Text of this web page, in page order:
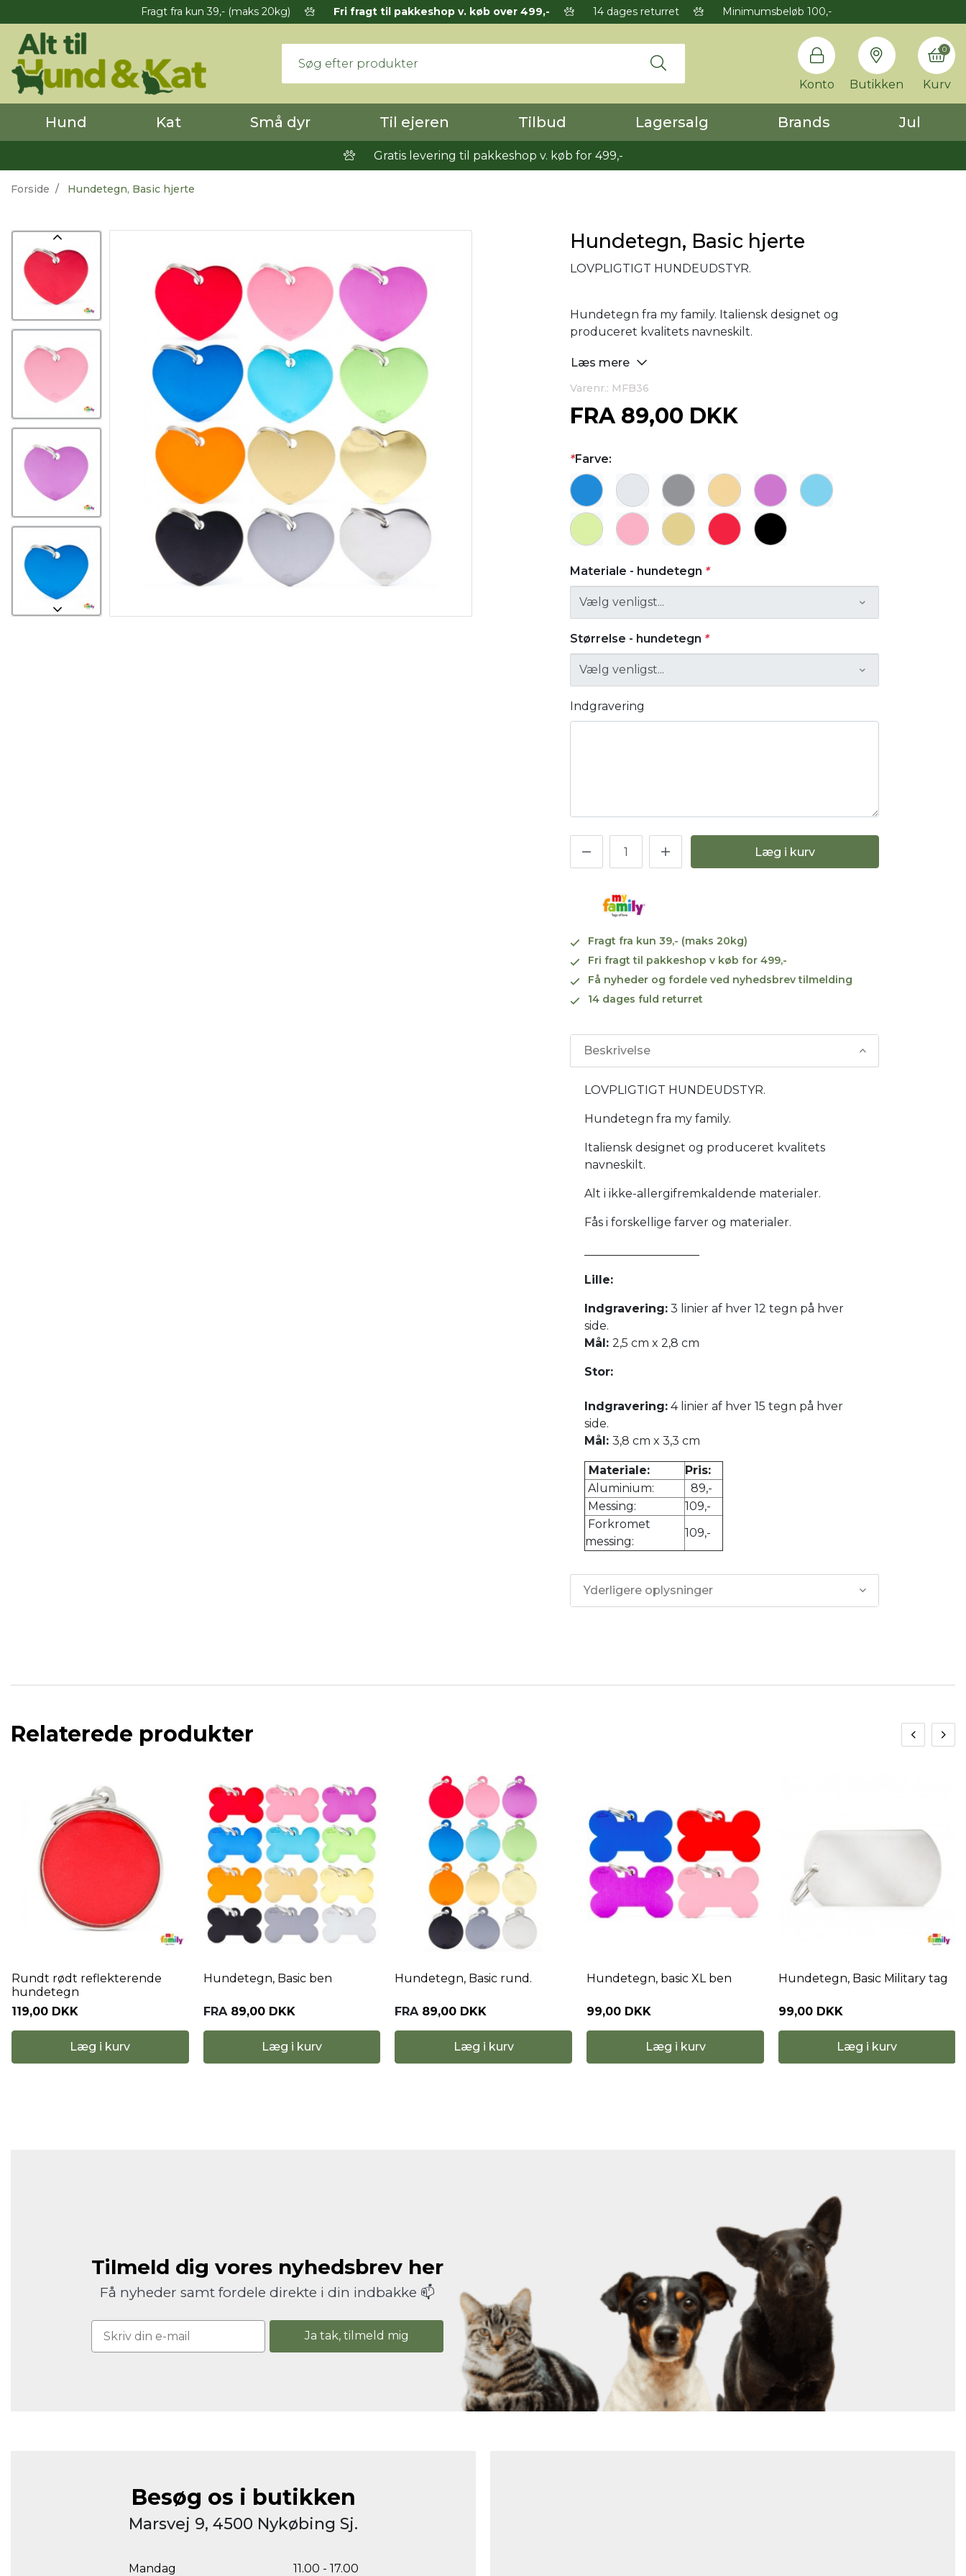
Fragt fra kun 39,- (maks 20kg) Fri fragt til pakkeshop v. køb over 499,- 14 dages returret Minimumsbeløb 100,-
Konto Butikken Kurv
0
Hund Kat Små dyr Til ejeren Tilbud Lagersalg Brands Jul
Gratis levering til pakkeshop v. køb for 499,-
Forside Hundetegn, Basic hjerte
Hundetegn, Basic hjerte
LOVPLIGTIGT HUNDEUDSTYR.
Hundetegn fra my family. Italiensk designet og
produceret kvalitets navneskilt.
Læs mere
Varenr.: MFB36
FRA 89,00 DKK
*Farve:
Materiale - hundetegn *
Størrelse - hundetegn *
Indgravering
Læg i kurv
Fragt fra kun 39,- (maks 20kg)
Fri fragt til pakkeshop v køb for 499,-
Få nyheder og fordele ved nyhedsbrev tilmelding
14 dages fuld returret
Beskrivelse
LOVPLIGTIGT HUNDEUDSTYR.
Hundetegn fra my family.
Italiensk designet og produceret kvalitets
navneskilt.
Alt i ikke-allergifremkaldende materialer.
Fås i forskellige farver og materialer.
Lille:
Indgravering: 3 linier af hver 12 tegn på hver
side.
Mål: 2,5 cm x 2,8 cm
Stor:
Indgravering: 4 linier af hver 15 tegn på hver
side.
Mål: 3,8 cm x 3,3 cm
Materiale:
Pris:
Aluminium:
89,-
Messing:
109,-
Forkromet
messing:
109,-
Yderligere oplysninger
Relaterede produkter
Rundt rødt reflekterende
hundetegn
119,00 DKK
Læg i kurv
Hundetegn, Basic ben
FRA 89,00 DKK
Læg i kurv
Hundetegn, Basic rund.
FRA 89,00 DKK
Læg i kurv
Hundetegn, basic XL ben
99,00 DKK
Læg i kurv
Hundetegn, Basic Military tag
99,00 DKK
Læg i kurv
Tilmeld dig vores nyhedsbrev her
Få nyheder samt fordele direkte i din indbakke 📫
Ja tak, tilmeld mig
Besøg os i butikken
Marsvej 9, 4500 Nykøbing Sj.
Mandag 11.00 - 17.00